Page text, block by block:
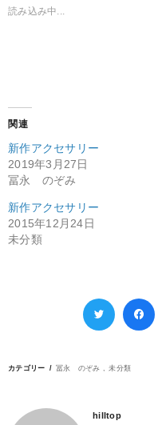
読み込み中...
関連
新作アクセサリー
2019年3月27日
冨永 のぞみ
新作アクセサリー
2015年12月24日
未分類
カテゴリー 冨永 のぞみ 未分類
hilltop